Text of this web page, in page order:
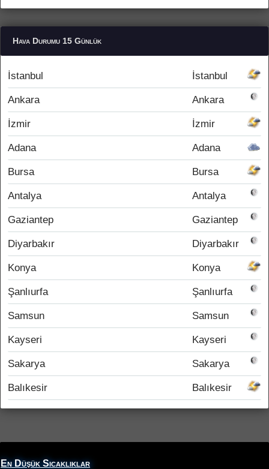
Hava Durumu 15 Günlük
İstanbul İstanbul
Ankara Ankara
İzmir İzmir
Adana Adana
Bursa Bursa
Antalya Antalya
Gaziantep Gaziantep
Diyarbakır Diyarbakır
Konya Konya
Şanlıurfa Şanlıurfa
Samsun Samsun
Kayseri Kayseri
Sakarya Sakarya
Balıkesir Balıkesir
En Düşük Sıcaklıklar